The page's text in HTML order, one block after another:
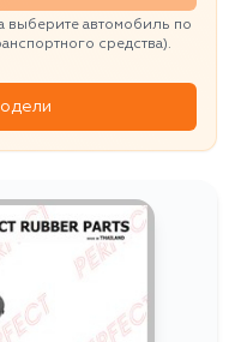
выберите автомобиль по
средства).